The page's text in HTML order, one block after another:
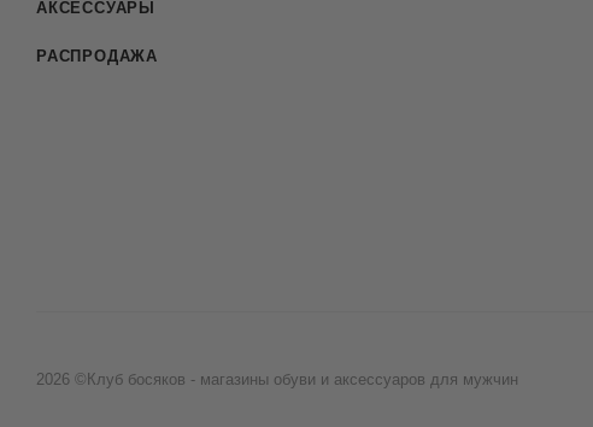
АКСЕССУАРЫ
РАСПРОДАЖА
2026 ©Клуб босяков - магазины обуви и аксессуаров для мужчин